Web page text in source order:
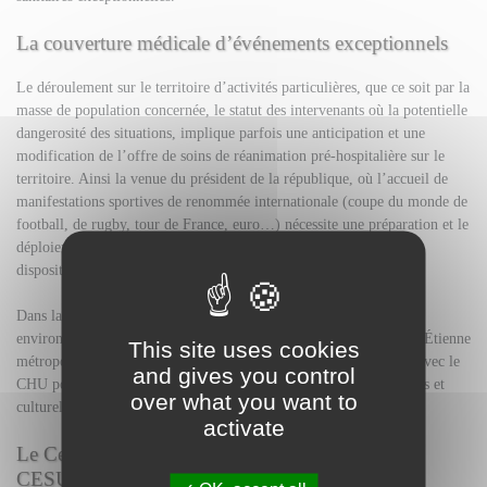
La couverture médicale d’événements exceptionnels
Le déroulement sur le territoire d’activités particulières, que ce soit par la
masse de population concernée, le statut des intervenants où la potentielle
dangerosité des situations, implique parfois une anticipation et une
modification de l’offre de soins de réanimation pré-hospitalière sur le
territoire. Ainsi la venue du président de la république, où l’accueil de
manifestations sportives de renommée internationale (coupe du monde de
football, de rugby, tour de France, euro…) nécessite une préparation et le
déploiement ponctuel de moyens supplémentaires dont la mise à
disposition et la coordination incombe au SAMU.
Dans la Loire, l’ancrage fort du SAMU de Saint-Étienne dans son
environnement local a naturellement conduit l’ASSE ainsi que St-Étienne
métropole et la Préfecture a choisir de travailler sous convention avec le
CHU pour que le SAMU 42 médicalise les manifestations sportives et
culturelles se déroulant à Geoffroy Guichard.
Le Centre d'Enseignement des Soins d'Urgence -
CESU
This site uses cookies
and gives you control
over what you want to
activate